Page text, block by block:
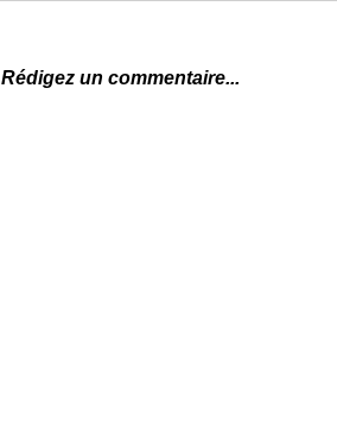
Rédigez un commentaire...